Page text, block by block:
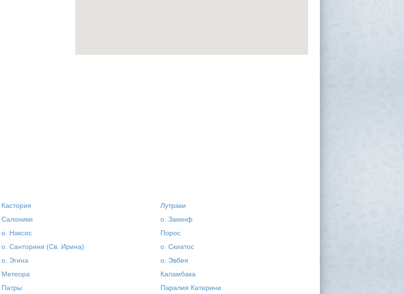
Кастория
Лутраки
Салоники
о. Закинф
о. Наксос
Порос
о. Санторини (Св. Ирина)
о. Скиатос
о. Эгина
о. Эвбея
Метеора
Каламбака
Патры
Паралия Катерини